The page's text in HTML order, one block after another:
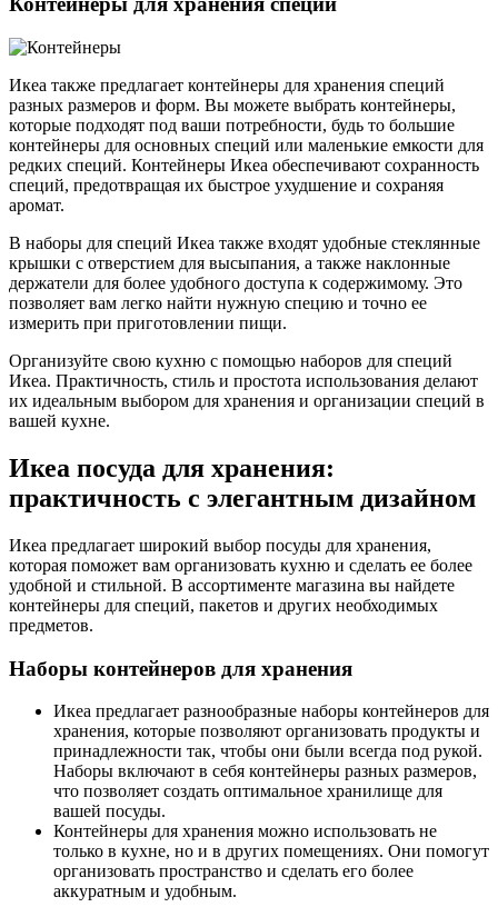
Икеа также предлагает контейнеры для хранения специй
разных размеров и форм. Вы можете выбрать контейнеры,
которые подходят под ваши потребности, будь то большие
контейнеры для основных специй или маленькие емкости для
редких специй. Контейнеры Икеа обеспечивают сохранность
специй, предотвращая их быстрое ухудшение и сохраняя
аромат.
В наборы для специй Икеа также входят удобные стеклянные
крышки с отверстием для высыпания, а также наклонные
держатели для более удобного доступа к содержимому. Это
позволяет вам легко найти нужную специю и точно ее
измерить при приготовлении пищи.
Организуйте свою кухню с помощью наборов для специй
Икеа. Практичность, стиль и простота использования делают
их идеальным выбором для хранения и организации специй в
вашей кухне.
Икеа посуда для хранения:
практичность с элегантным дизайном
Икеа предлагает широкий выбор посуды для хранения,
которая поможет вам организовать кухню и сделать ее более
удобной и стильной. В ассортименте магазина вы найдете
контейнеры для специй, пакетов и других необходимых
предметов.
Наборы контейнеров для хранения
Икеа предлагает разнообразные наборы контейнеров для
хранения, которые позволяют организовать продукты и
принадлежности так, чтобы они были всегда под рукой.
Наборы включают в себя контейнеры разных размеров,
что позволяет создать оптимальное хранилище для
вашей посуды.
Контейнеры для хранения можно использовать не
только в кухне, но и в других помещениях. Они помогут
организовать пространство и сделать его более
аккуратным и удобным.